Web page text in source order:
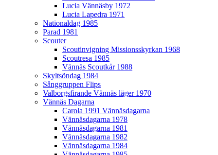
Lucia Vännäsby 1972
Lucia Lapedra 1971
Nationaldag 1985
Parad 1981
Scouter
Scoutinvigning Missionsskyrkan 1968
Scoutresa 1985
Vännäs Scoutkår 1988
Skyltsöndag 1984
Sånggruppen Flips
Valborgsfirande Vännäs läger 1970
Vännäs Dagarna
Carola 1991 Vännäsdagarna
Vännäsdagarna 1978
Vännäsdagarna 1981
Vännäsdagarna 1982
Vännäsdagarna 1984